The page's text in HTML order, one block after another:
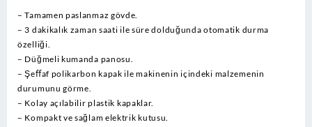
– Tamamen paslanmaz gövde.
– 3 dakikalık zaman saati ile süre dolduğunda otomatik durma
özelliği.
– Düğmeli kumanda panosu.
– Şeﬀaf polikarbon kapak ile makinenin içindeki malzemenin
durumunu görme.
– Kolay açılabilir plastik kapaklar.
– Kompakt ve sağlam elektrik kutusu.